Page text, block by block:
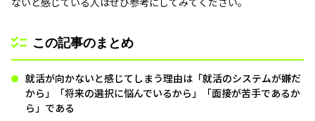
この記事のまとめ
就活が向かないと感じてしまう理由は「就活のシステムが嫌だ
から」「将来の選択に悩んでいるから」「面接が苦手であるか
ら」である